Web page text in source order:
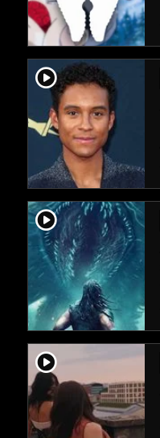
player2
player2
player2